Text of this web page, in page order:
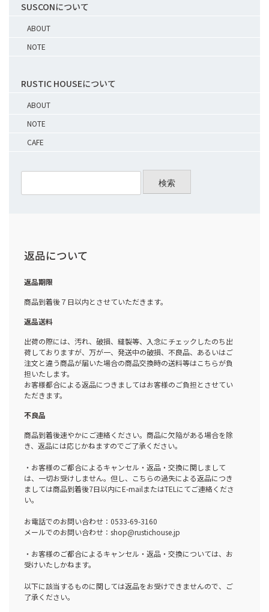
SUSCONについて
ABOUT
NOTE
RUSTIC HOUSEについて
ABOUT
NOTE
CAFE
検索
返品について
返品期限
商品到着後７日以内とさせていただきます。
返品送料
出荷の際には、汚れ、破損、縫製等、入念にチェックしたのち出
荷しておりますが、万が一、発送中の破損、不良品、あるいはご
注文と違う商品が届いた場合の商品交換時の送料等はこちらが負
担いたします。
お客様都合による返品につきましてはお客様のご負担とさせてい
ただきます。
不良品
商品到着後速やかにご連絡ください。商品に欠陥がある場合を除
き、返品には応じかねますのでご了承ください。
・お客様のご都合によるキャンセル・返品・交換に関しまして
は、一切お受けしません。但し、こちらの過失による返品につき
ましては商品到着後7日以内にE-mailまたはTELにてご連絡くださ
い。
お電話でのお問い合わせ：0533-69-3160
メールでのお問い合わせ：shop@rustichouse.jp
・お客様のご都合によるキャンセル・返品・交換については、お
受けいたしかねます。
以下に該当するものに関しては返品をお受けできませんので、ご
了承ください。